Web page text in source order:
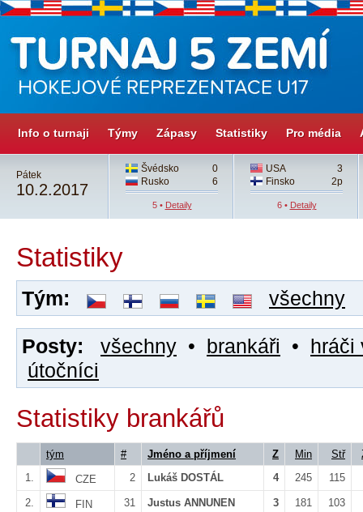
Info o turnaji Týmy Zápasy Statistiky Pro média
Pátek
10.2.2017
Švédsko
0
Rusko
6
5 • Detaily
USA
3
Finsko
2p
6 • Detaily
Statistiky
Tým: všechny
Posty: všechny • brankáři • hráči
útočníci
Statistiky brankářů
tým # Jméno a příjmení Z Min Stř
1.
CZE 2 Lukáš DOSTÁL 4 245 115
2. FIN 31 Justus ANNUNEN 3 181 103